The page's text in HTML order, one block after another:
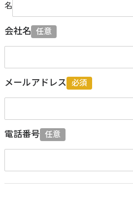
名
会社名 任意
メールアドレス 必須
電話番号 任意